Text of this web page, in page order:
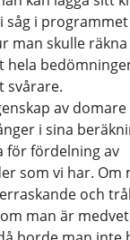
såg i
man skulle
hela
svårare.
av
i sina
för fördelning av
som vi har. Om
och
man är